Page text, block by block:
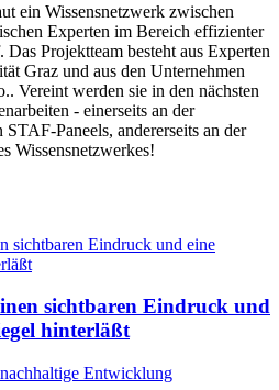
ein Wissensnetzwerk zwischen
Experten im Bereich effizienter
Projektteam besteht aus Experten
Graz und aus den Unternehmen
Vereint werden sie in den nächsten
- einerseits an der
Paneels, andererseits an der
Wissensnetzwerkes!
sichtbaren Eindruck und
hinterläßt